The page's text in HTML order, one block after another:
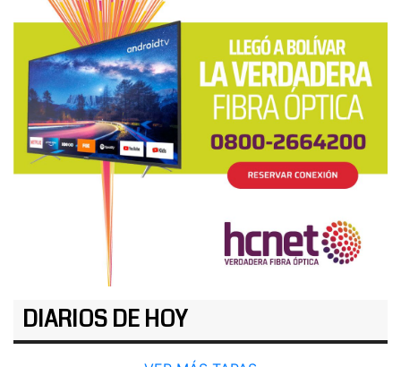
DIARIOS DE HOY